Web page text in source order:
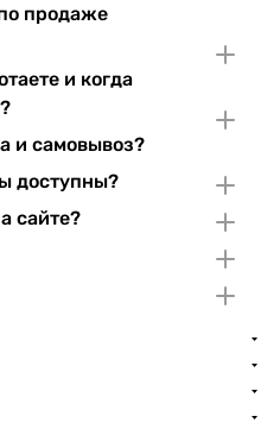
продаже
и когда
и самовывоз?
доступны?
сайте?